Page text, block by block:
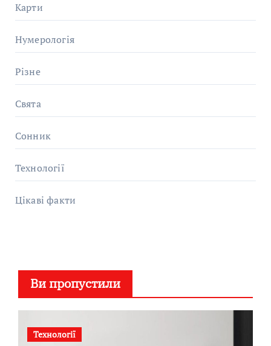
Карти
Нумерологія
Різне
Свята
Сонник
Технології
Цікаві факти
Ви пропустили
Технології